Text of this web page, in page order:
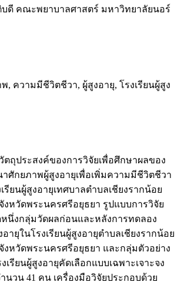
ดี คณะพยาบาลศาสตร์ มหาวิทยาลัยนอร์
, ความมีชีวิตชีวา, ผู้สูงอายุ, โรงเรียนผู้สูง
ระสงค์ของการวิจัยเพื่อศึกษาผลของ
ศักยภาพผู้สูงอายุเพื่อเพิ่มความมีชีวิตชีวา
รียนผู้สูงอายุเทศบาลตำบลเชียงรากน้อย
งหวัดพระนครศรีอยุธยา รูปแบบการวิจัย
นึ่งกลุ่มวัดผลก่อนและหลังการทดลอง
ายุในโรงเรียนผู้สูงอายุตำบลเชียงรากน้อย
งหวัดพระนครศรีอยุธยา และกลุ่มตัวอย่าง
เรียนผู้สูงอายุคัดเลือกแบบเฉพาะเจาะจง
นวน 41 คน เครื่องมือวิจัยประกอบด้วย